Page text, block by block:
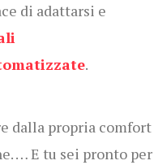
di adattarsi e
.
dalla propria comfort
… E tu sei pronto per